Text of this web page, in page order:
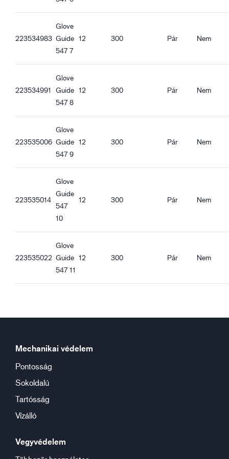
Guide 547_ro-RO_Productsheet.pdf
Guide 547_hu-HU_Productsheet.pdf
Guide 547_et-EE_Productsheet.pdf
223534983
Glove
Guide
547 7
12 300 Pár Nem
223534991
Glove
Guide
547 8
12 300 Pár Nem
223535006
Glove
Guide
547 9
12 300 Pár Nem
223535014
Glove
Guide
547
10
12 300 Pár Nem
223535022
Glove
Guide
547 11
12 300 Pár Nem
Mechanikai védelem
Pontosság
Sokoldalú
Tartósság
Vízálló
Vegyvédelem